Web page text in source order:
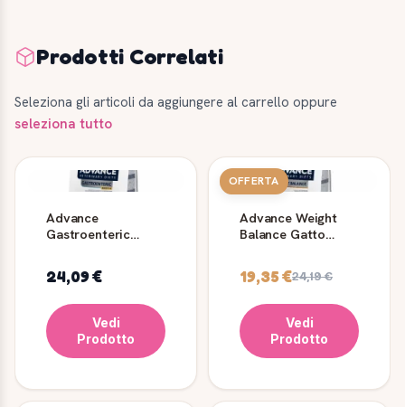
Prodotti Correlati
Seleziona gli articoli da aggiungere al carrello oppure
seleziona tutto
Advance
Gastroenteric
24,09 €
Vedi
Prodotto
OFFERTA
Advance Weight
Balance Gatto
19,35 €24,19 €
Vedi
Prodotto